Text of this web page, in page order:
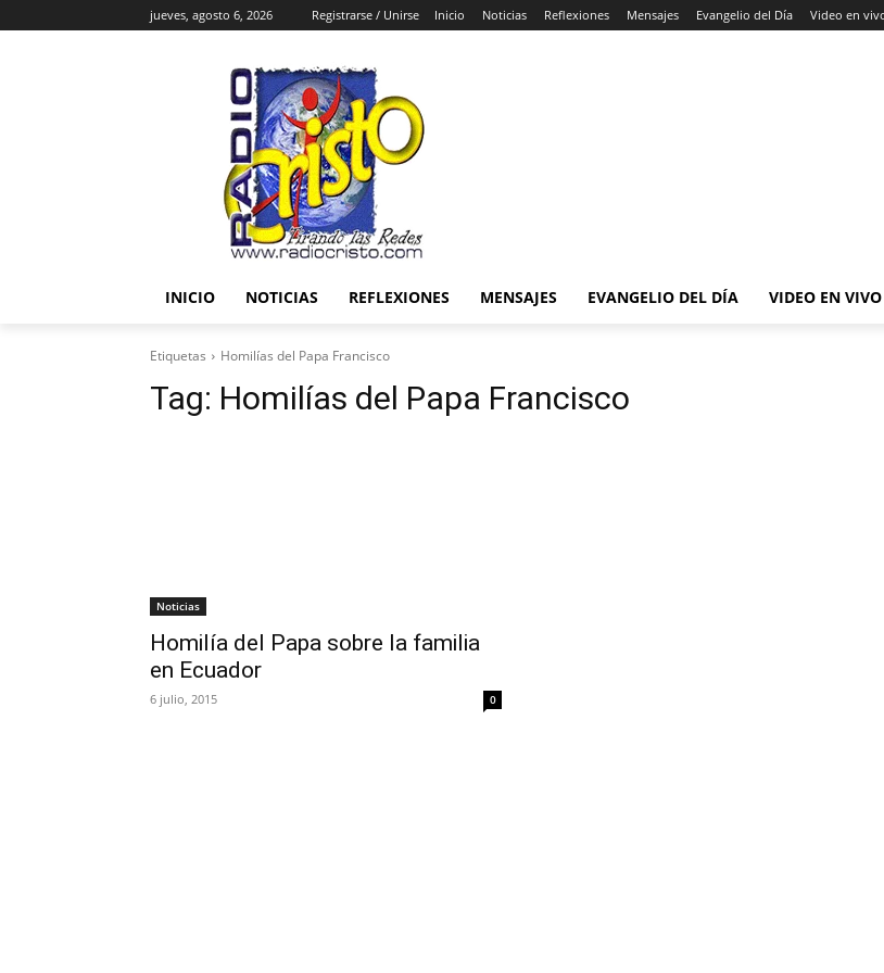
jueves, agosto 6, 2026 Registrarse / Unirse Inicio Noticias Reflexiones Mensajes Evangelio del Día Video en
INICIO NOTICIAS REFLEXIONES MENSAJES EVANGELIO DEL DÍA VIDEO EN VIVO
Etiquetas Homilías del Papa Francisco
Tag: Homilías del Papa Francisco
Noticias
Homilía del Papa sobre la familia
en Ecuador
6 julio, 2015 0